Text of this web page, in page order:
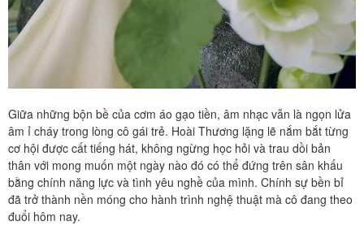
Giữa những bộn bề của cơm áo gạo tiền, âm nhạc vẫn là ngọn lửa
âm ỉ cháy trong lòng cô gái trẻ. Hoài Thương lặng lẽ nắm bắt từng
cơ hội được cất tiếng hát, không ngừng học hỏi và trau dồi bản
thân với mong muốn một ngày nào đó có thể đứng trên sân khấu
bằng chính năng lực và tình yêu nghề của mình. Chính sự bền bỉ
đã trở thành nền móng cho hành trình nghệ thuật mà cô đang theo
đuổi hôm nay.